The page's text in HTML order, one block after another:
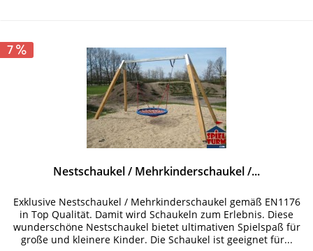
7
Nestschaukel / Mehrkinderschaukel /...
Exklusive Nestschaukel / Mehrkinderschaukel gemäß EN1176
in Top Qualität. Damit wird Schaukeln zum Erlebnis. Diese
wunderschöne Nestschaukel bietet ultimativen Spielspaß für
große und kleinere Kinder. Die Schaukel ist geeignet für...